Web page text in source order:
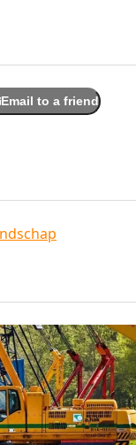
Email to a friend